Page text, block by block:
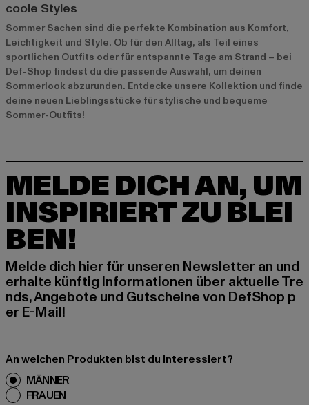
coole Styles
Sommer Sachen sind die perfekte Kombination aus Komfort,
Leichtigkeit und Style. Ob für den Alltag, als Teil eines
sportlichen Outfits oder für entspannte Tage am Strand – bei
Def-Shop findest du die passende Auswahl, um deinen
Sommerlook abzurunden. Entdecke unsere Kollektion und finde
deine neuen Lieblingsstücke für stylische und bequeme
Sommer-Outfits!
MELDE DICH AN, UM
INSPIRIERT ZU BLEI
BEN!
Melde dich hier für unseren Newsletter an und
erhalte künftig Informationen über aktuelle Tre
nds, Angebote und Gutscheine von DefShop p
er E-Mail!
An welchen Produkten bist du interessiert?
MÄNNER
FRAUEN